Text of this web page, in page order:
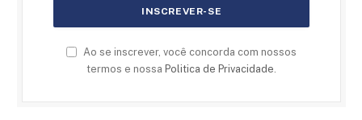
Ao se inscrever, você concorda com nossos
termos e nossa Politica de Privacidade